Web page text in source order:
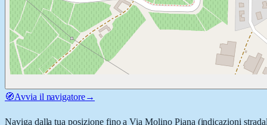
🧭Avvia il navigatore→
Naviga dalla tua posizione fino aVia Molino Piana (indicazioni